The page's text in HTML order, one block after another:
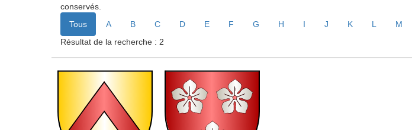
conservés.
Tous
A B C D E F G H I J K L M
Résultat de la recherche : 2